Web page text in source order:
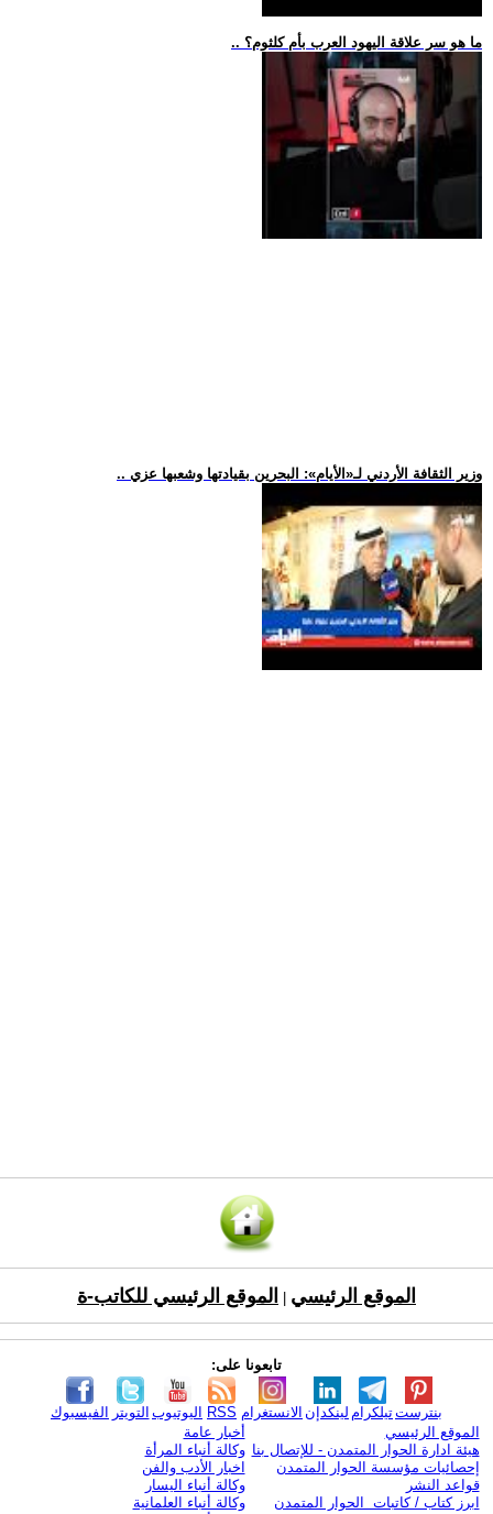
.. ما هو سر علاقة اليهود العرب بأم كلثوم؟
.. وزير الثقافة الأردني لـ«الأيام»: البحرين بقيادتها وشعبها عزي
الموقع الرئيسي الموقع الرئيسي للكاتب-ة
تابعونا على:
الفيسبوك التويتر اليوتيوب RSS الانستغرام لينكدإن تيلكرامبنترست
الموقع الرئيسي
هيئة ادارة الحوار المتمدن - للإتصال بنا
إحصائيات مؤسسة الحوار المتمدن
قواعد النشر
ابرز كتاب / كاتبات الحوار المتمدن
أخبار عامة
وكالة أنباء المرأة
اخبار الأدب والفن
وكالة أنباء اليسار
وكالة أنباء العلمانية